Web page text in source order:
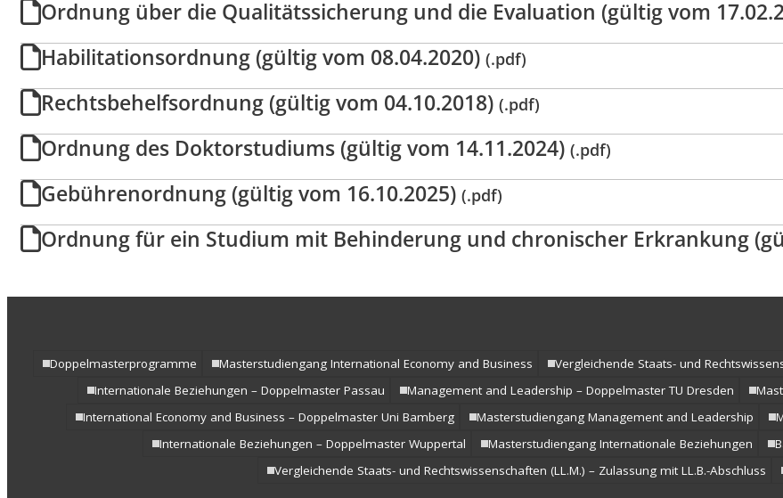
Ordnung über die Qualitätssicherung und die Evaluation (gültig vom
Habilitationsordnung (gültig vom 08.04.2020) (.pdf)
Rechtsbehelfsordnung (gültig vom 04.10.2018) (.pdf)
Ordnung des Doktorstudiums (gültig vom 14.11.2024) (.pdf)
Gebührenordnung (gültig vom 16.10.2025) (.pdf)
Ordnung für ein Studium mit Behinderung und chronischer Erkrankung
Doppelmasterprogramme Masterstudiengang International Economy and Business
Vergleichende Staats- und
Internationale Beziehungen – Doppelmaster Passau
Management and Leadership – Doppelmaster TU Dresden
International Economy and Business – Doppelmaster Uni Bamberg
Masterstudiengang Management and Leadership
Internationale Beziehungen – Doppelmaster Wuppertal
Masterstudiengang Internationale Beziehungen
Vergleichende Staats- und Rechtswissenschaften (LL.M.) – Zulassung mit LL.B.-Abschluss